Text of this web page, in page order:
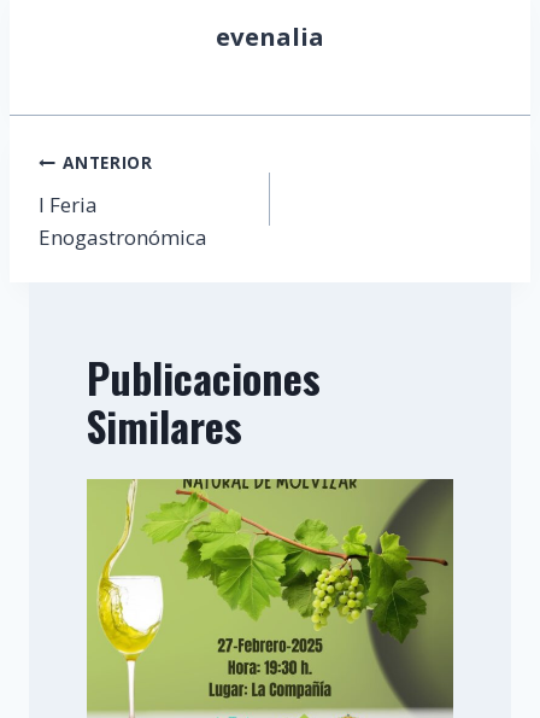
evenalia
Navegación
de
entradas
ANTERIOR
I Feria
Enogastronómica
Publicaciones
Similares